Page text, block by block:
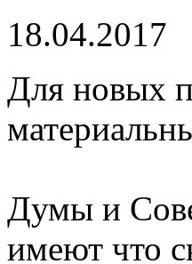
18.04.2017
Для новых
Думы и
имеют что